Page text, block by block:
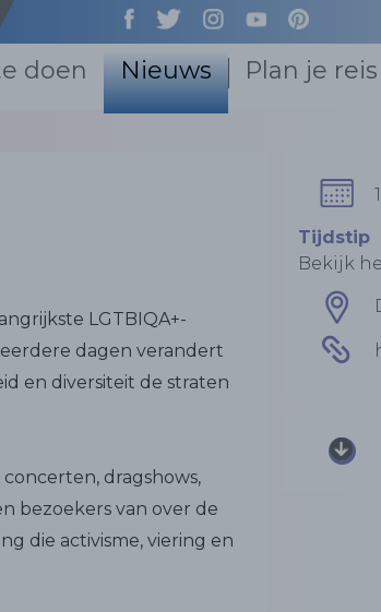
doen Nieuws Plan je reis
LGTBIQA+-
dagen verandert
en diversiteit de straten
dragshows,
bezoekers van over de
die activisme, viering en
Tijdstip
Bekijk